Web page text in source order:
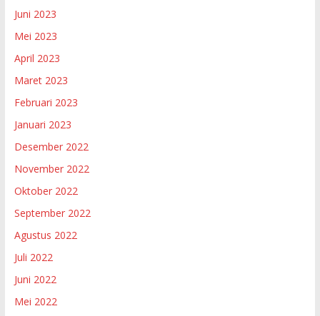
Juni 2023
Mei 2023
April 2023
Maret 2023
Februari 2023
Januari 2023
Desember 2022
November 2022
Oktober 2022
September 2022
Agustus 2022
Juli 2022
Juni 2022
Mei 2022